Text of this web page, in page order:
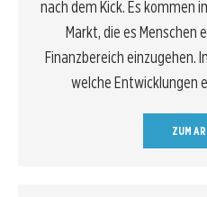
nach dem Kick. Es kommen
Markt, die es Menschen
Finanzbereich einzugehen.
welche Entwicklungen
ZUM